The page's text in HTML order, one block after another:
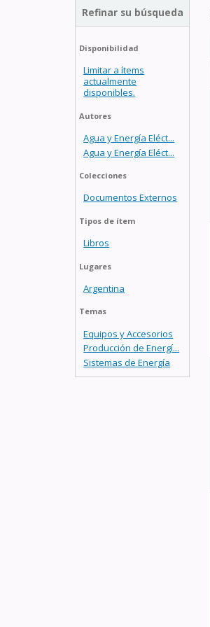
Refinar su búsqueda
Disponibilidad
Limitar a ítems
actualmente
disponibles.
Autores
Agua y Energía Eléct...
Agua y Energía Eléct...
Colecciones
Documentos Externos
Tipos de ítem
Libros
Lugares
Argentina
Temas
Equipos y Accesorios
Producción de Energí...
Sistemas de Energía